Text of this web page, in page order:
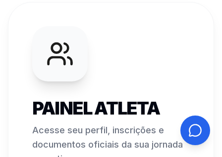
PAINEL ATLETA
Acesse seu perfil, inscrições e
documentos oficiais da sua jornada